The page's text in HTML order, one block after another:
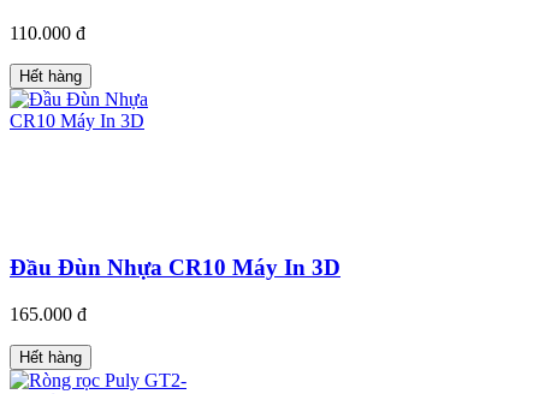
110.000 đ
Hết hàng
Đầu Đùn Nhựa CR10 Máy In 3D
165.000 đ
Hết hàng